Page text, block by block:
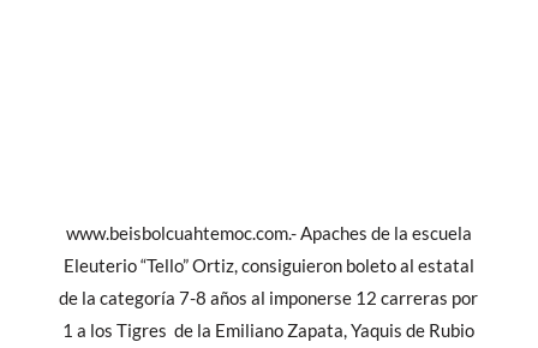
www.beisbolcuahtemoc.com.- Apaches de la escuela
Eleuterio “Tello” Ortiz, consiguieron boleto al estatal
de la categoría 7-8 años al imponerse 12 carreras por
1 a los Tigres de la Emiliano Zapata, Yaquis de Rubio